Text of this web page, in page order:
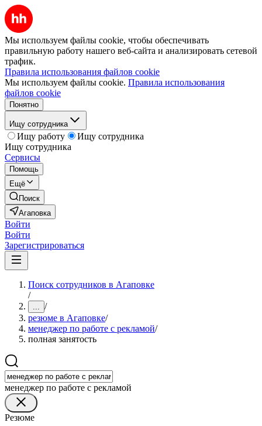
Мы используем файлы cookie, чтобы обеспечивать
правильную работу нашего веб-сайта и анализировать сетевой
трафик.
Правила использования файлов cookie
Мы используем файлы cookie. Правила использования
файлов cookie
Понятно
Ищу сотрудника
Ищу работу
Ищу сотрудника
Ищу сотрудника
Сервисы
Помощь
Ещё
Поиск
Агаповка
Войти
Войти
Зарегистрироваться
Поиск сотрудников в Агаповке
/
... /
резюме в Агаповке/
менеджер по работе с рекламой/
полная занятость
менеджер по работе с рекламой
Резюме